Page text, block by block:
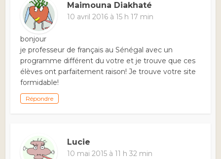
Maimouna Diakhaté
10 avril 2016 à 15 h 17 min
bonjour
je professeur de français au Sénégal avec un
programme différent du votre et je trouve que ces
élèves ont parfaitement raison! Je trouve votre site
formidable!
Répondre
Lucie
10 mai 2015 à 11 h 32 min